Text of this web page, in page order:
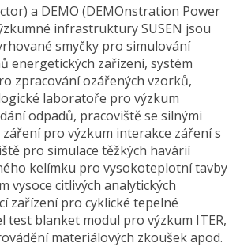
a DEMO (DEMOnstration Power
infrastruktury SUSEN jsou
smyčky pro simulování
energetických zařízení, systém
zpracování ozářených vzorků,
laboratoře pro výzkum
odpadů, pracoviště se silnými
pro výzkum interakce záření s
pro simulace těžkých havárií
kelímku pro vysokoteplotní tavby
vysoce citlivých analytických
zařízení pro cyklické tepelné
test blanket modul pro výzkum ITER,
materiálových zkoušek apod.